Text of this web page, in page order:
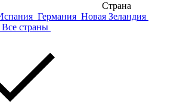
Страна
Германия Новая Зеландия
Все страны